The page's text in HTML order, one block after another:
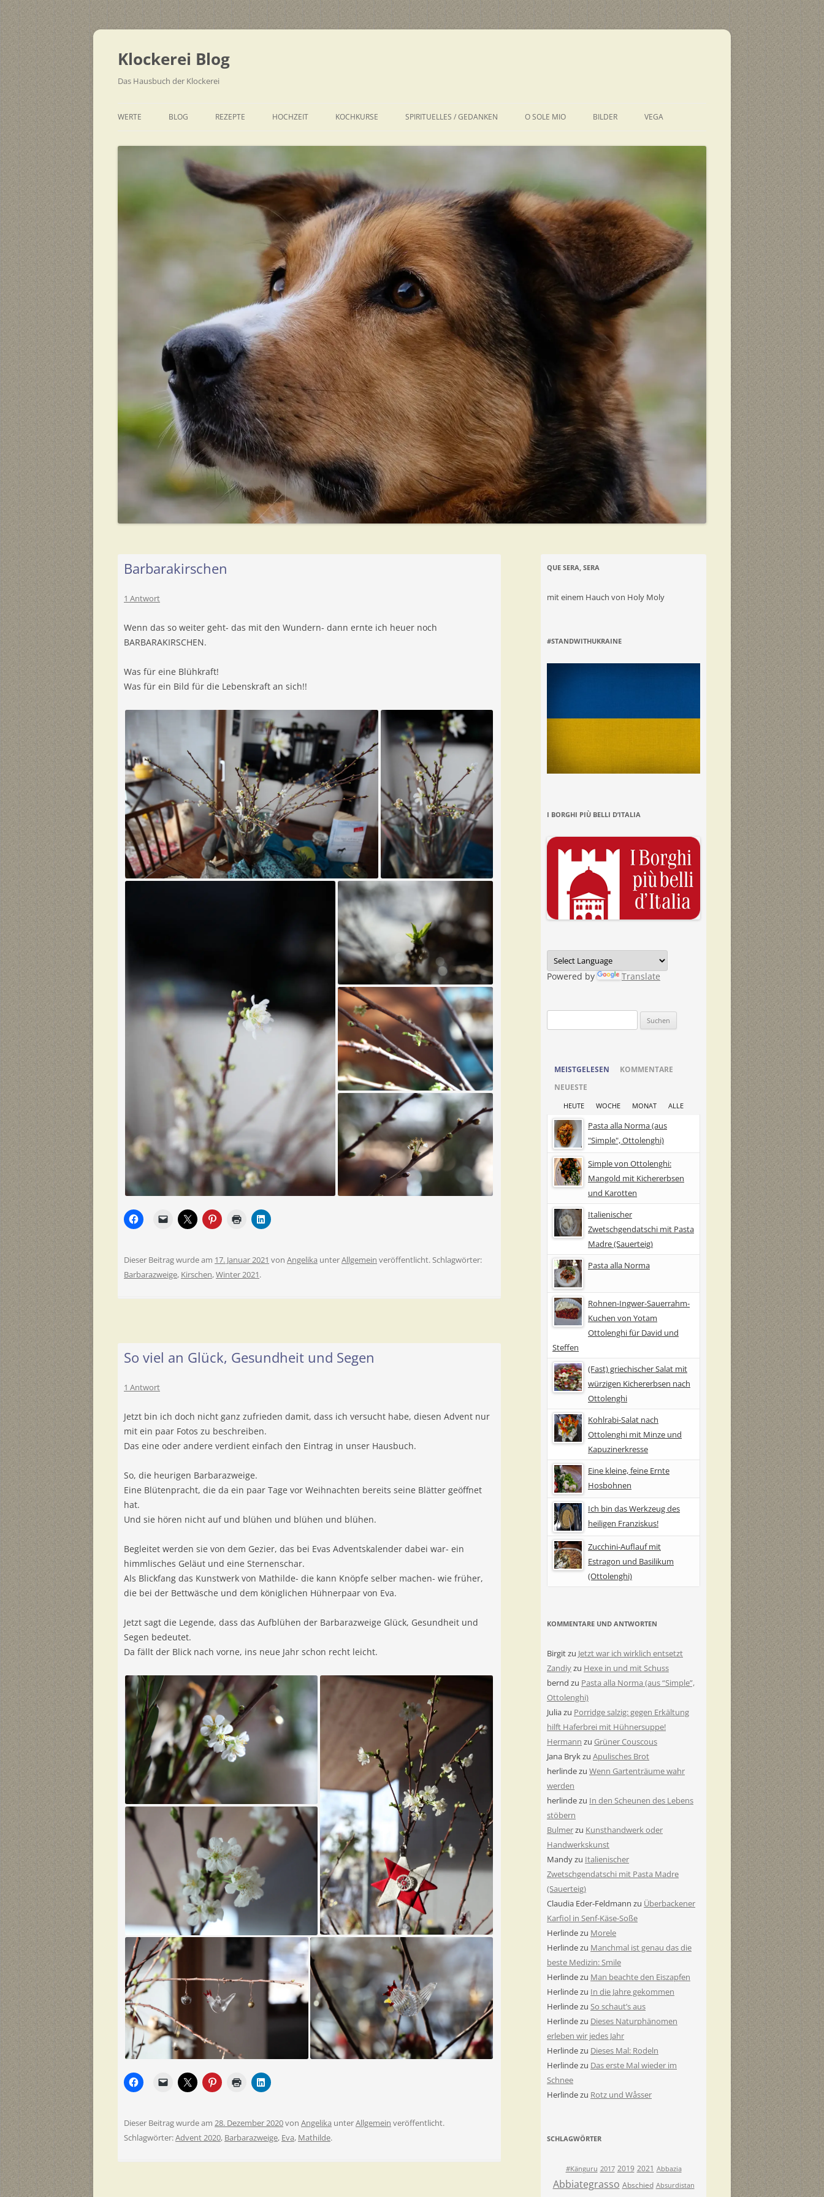
Zum
springen
Klockerei Blog
Das Hausbuch der Klockerei
WERTE BLOG REZEPTE
EINFACH
HOCHZEIT KOCHKURSE SPIRITUELLES / GEDANKEN O SOLE MIO BILDER VEGA
Barbarakirschen
1 Antwort
Wenn das so weiter geht- das mit den Wundern- dann ernte ich heuer noch
BARBARAKIRSCHEN.
Was für eine Blühkraft!
Was für ein Bild für die Lebenskraft an sich!!
Dieser Beitrag wurde am 17. Januar 2021 von Angelika unterAllgemein veröffentlicht. Schlagwörter:
Barbarazweige, Kirschen,Winter 2021.
So viel an Glück, Gesundheit und Segen
1 Antwort
Jetzt bin ich doch nicht ganz zufrieden damit, dass ich versucht habe, diesen Advent nur
mit ein paar Fotos zu beschreiben.
Das eine oder andere verdient einfach den Eintrag in unser Hausbuch.
So, die heurigen Barbarazweige.
Eine Blütenpracht, die da ein paar Tage vor Weihnachten bereits seine Blätter geöffnet
hat.
Und sie hören nicht auf und blühen und blühen und blühen.
Begleitet werden sie von dem Gezier, das bei Evas Adventskalender dabei war- ein
himmlisches Geläut und eine Sternenschar.
Als Blickfang das Kunstwerk von Mathilde- die kann Knöpfe selber machen- wie früher,
die bei der Bettwäsche und dem königlichen Hühnerpaar von Eva.
Jetzt sagt die Legende, dass das Aufblühen der Barbarazweige Glück, Gesundheit und
Segen bedeutet.
Da fällt der Blick nach vorne, ins neue Jahr schon recht leicht.
Dieser Beitrag wurde am 28. Dezember 2020von Angelika unterAllgemein veröffentlicht.
Schlagwörter:Advent 2020, Barbarazweige, Eva, Mathilde.
QUE SERA, SERA
mit einem Hauch von Holy Moly
#STANDWITHUKRAINE
I BORGHI PIÙ BELLI D’ITALIA
Powered by Translate
nach:
MEISTGELESEN
KOMMENTARE
NEUESTE
HEUTE WOCHE MONAT ALLE
Pasta alla Norma (aus
"Simple", Ottolenghi)
Simple von Ottolenghi:
Mangold mit Kichererbsen
und Karotten
Italienischer
Zwetschgendatschi mit Pasta
Madre (Sauerteig)
Pasta alla Norma
Rohnen-Ingwer-Sauerrahm-
Kuchen von Yotam
Ottolenghi für David und
Steffen
(Fast) griechischer Salat mit
würzigen Kichererbsen nach
Ottolenghi
Kohlrabi-Salat nach
Ottolenghi mit Minze und
Kapuzinerkresse
Eine kleine, feine Ernte
Hosbohnen
Ich bin das Werkzeug des
heiligen Franziskus!
Zucchini-Auflauf mit
Estragon und Basilikum
(Ottolenghi)
KOMMENTARE UND ANTWORTEN
Birgitzu Jetzt war ich wirklich entsetzt
Zandiyzu Hexe in und mit Schuss
bernd zu Pasta alla Norma (aus “Simple”,
Ottolenghi)
Juliazu Porridge salzig: gegen Erkältung
hilft Haferbrei mit Hühnersuppe!
Hermann zu Grüner Couscous
Jana Brykzu Apulisches Brot
herlindezu Wenn Gartenträume wahr
werden
herlindezu In den Scheunen des Lebens
stöbern
Bulmerzu Kunsthandwerk oder
Handwerkskunst
Mandyzu Italienischer
Zwetschgendatschi mit Pasta Madre
(Sauerteig)
Claudia Eder-Feldmann zu Überbackener
Karfiol in Senf-Käse-Soße
Herlindezu Morele
Herlindezu Manchmal ist genau das die
beste Medizin: Smile
Herlindezu Man beachte den Eiszapfen
Herlindezu In die Jahre gekommen
Herlindezu So schaut’s aus
Herlindezu Dieses Naturphänomen
erleben wir jedes Jahr
Herlindezu Dieses Mal: Rodeln
Herlindezu Das erste Mal wieder im
Schnee
Herlindezu Rotz und Wåsser
SCHLAGWÖRTER
#Känguru 2017 2019 2021 Abbazia
Abbiategrasso Abschied Absurdistan